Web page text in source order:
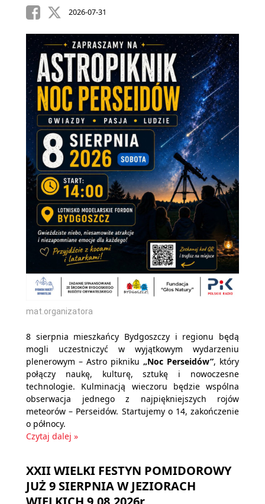
2026-07-31
mat.organizatora
8 sierpnia mieszkańcy Bydgoszczy i regionu będą
mogli uczestniczyć w wyjątkowym wydarzeniu
plenerowym – Astro pikniku „Noc Perseidów”, który
połączy naukę, kulturę, sztukę i nowoczesne
technologie. Kulminacją wieczoru będzie wspólna
obserwacja jednego z najpiękniejszych rojów
meteorów – Perseidów. Startujemy o 14, zakończenie
o północy.
Czytaj dalej »
XXII WIELKI FESTYN POMIDOROWY
JUŻ 9 SIERPNIA W JEZIORACH